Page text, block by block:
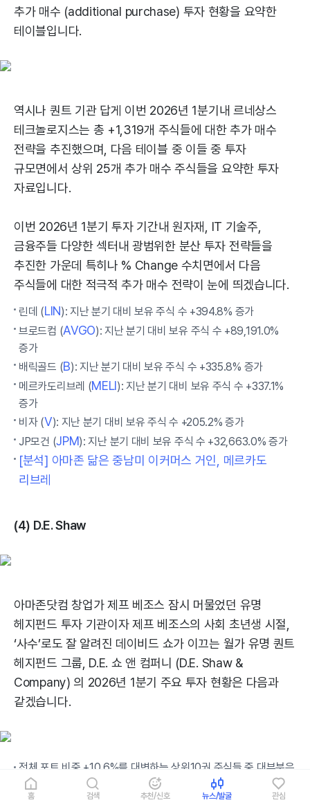
홈 검색 추천/신호 뉴스/발굴 관심
추가 매수 (additional purchase) 투자 현황을 요약한
테이블입니다.
역시나 퀀트 기관 답게 이번 2026년 1분기내 르네상스
테크놀로지스는 총 +1,319개 주식들에 대한 추가 매수
전략을 추진했으며, 다음 테이블 중 이들 중 투자
규모면에서 상위 25개 추가 매수 주식들을 요약한 투자
자료입니다.
이번 2026년 1분기 투자 기간내 원자재, IT 기술주,
금융주들 다양한 섹터내 광범위한 분산 투자 전략들을
추진한 가운데 특히나 % Change 수치면에서 다음
주식들에 대한 적극적 추가 매수 전략이 눈에 띄겠습니다.
린데 (LIN): 지난 분기 대비 보유 주식 수 +394.8% 증가
브로드컴 (AVGO): 지난 분기 대비 보유 주식 수 +89,191.0%
증가
배릭골드 (B): 지난 분기 대비 보유 주식 수 +335.8% 증가
메르카도리브레 (MELI): 지난 분기 대비 보유 주식 수 +337.1%
증가
비자 (V): 지난 분기 대비 보유 주식 수 +205.2% 증가
JP모건 (JPM): 지난 분기 대비 보유 주식 수 +32,663.0% 증가
[분석] 아마존 닮은 중남미 이커머스 거인, 메르카도
리브레
(4) D.E. Shaw
아마존닷컴 창업가 제프 베조스 잠시 머물었던 유명
헤지펀드 투자 기관이자 제프 베조스의 사회 초년생 시절,
‘사수’로도 잘 알려진 데이비드 쇼가 이끄는 월가 유명 퀀트
헤지펀드 그룹, D.E. 쇼 앤 컴퍼니 (D.E. Shaw &
Company) 의 2026년 1분기 주요 투자 현황은 다음과
같겠습니다.
전체 포트 비중 +10.6%를 대변하는 상위10권 주식들 중 대부분은
IT 기술주들로 구성됩니다.
흥미로운 점은 기업 펀더멘털 실적 지표에 기반을 둔 버크셔